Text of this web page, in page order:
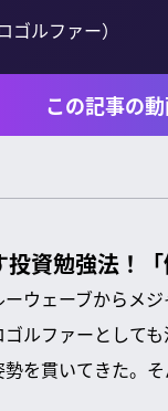
ルファー）
この記事の
資勉強法！
ウェーブからメ
ルファーとして
を貫いてきた。